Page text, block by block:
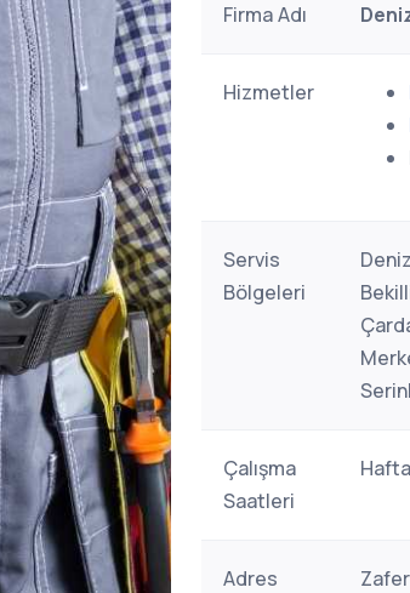
Firma Adı
Hizmetler
Servis
Bölgeleri
Çalışma
Saatleri
Adres